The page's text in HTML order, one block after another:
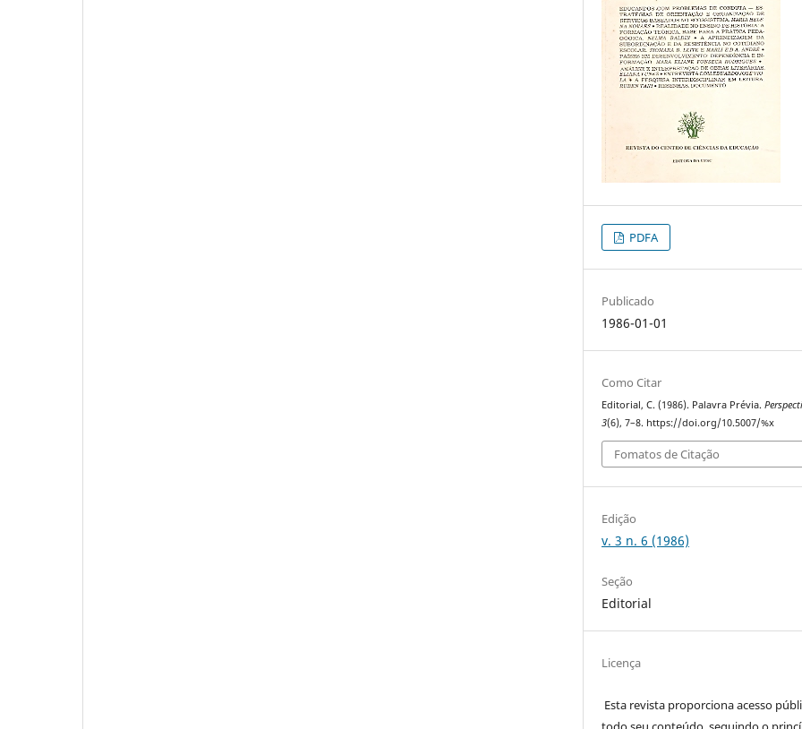
PDFA
Publicado
1986-01-01
Como Citar
Editorial, C. (1986). Palavra Prévia.
3(6), 7–8. https://doi.org/10.5007/%x
Fomatos de Citação
Edição
v. 3 n. 6 (1986)
Seção
Editorial
Licença
Esta revista proporciona acesso